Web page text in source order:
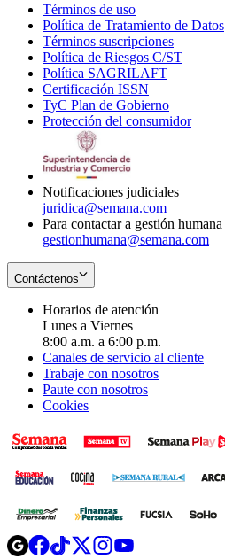
Términos de uso
in
new
window
Política de Tratamiento de Datos
Términos suscripciones
in
Política de Riesgos C/ST
Política SAGRILAFT
new
window
Certificación ISSN
in
new
TyC Plan de Gobierno
in
Protección del consumidorOpens
Notificaciones judiciales
juridica@semana.com
Para contactar a gestión humana
gestionhumana@semana.com
Contáctenos
Horarios de atención
Lunes a Viernes
8:00 a.m. a 6:00 p.m.
Canales de servicio al cliente
Trabaje con nosotros
Paute con nosotros
Cookies
OpensOpensOpensOpens